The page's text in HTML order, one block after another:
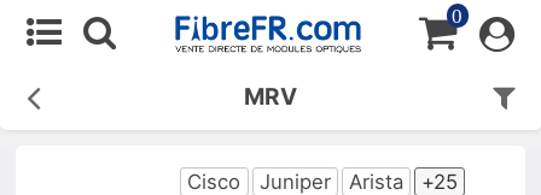
0
MRV
Cisco Juniper Arista
+25